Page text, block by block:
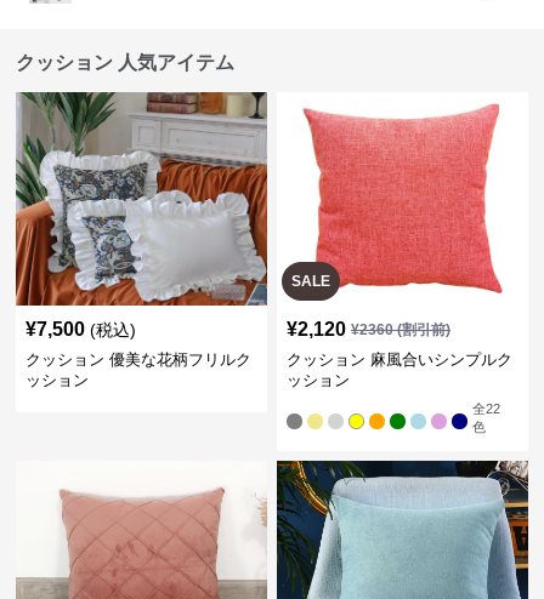
クッション 人気アイテム
¥7,500 (税込)
クッション 優美な花柄フリルク
ッション
SALE
¥2,120 ¥2360(割引前)
クッション 麻風合いシンプルク
ッション
全22
色